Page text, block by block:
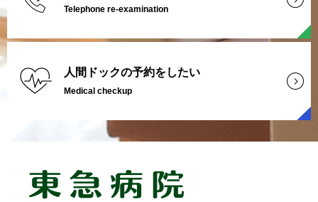
Telephone re-examination
人間ドックの予約をしたい
Medical checkup